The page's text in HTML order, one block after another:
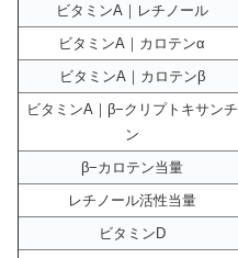
ビタミンA｜レチノール
ビタミンA｜カロテンα
ビタミンA｜カロテンβ
ビタミンA｜β−クリプトキサンチ
ン
β−カロテン当量
レチノール活性当量
ビタミンD